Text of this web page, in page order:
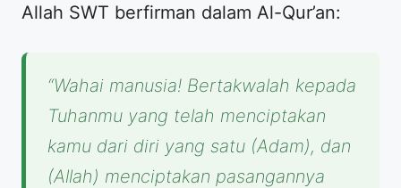
Allah SWT berfirman dalam Al-Qur’an:
“Wahai manusia! Bertakwalah kepada
Tuhanmu yang telah menciptakan
kamu dari diri yang satu (Adam), dan
(Allah) menciptakan pasangannya